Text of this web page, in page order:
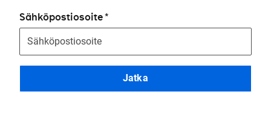
Sähköpostiosoite
Jatka